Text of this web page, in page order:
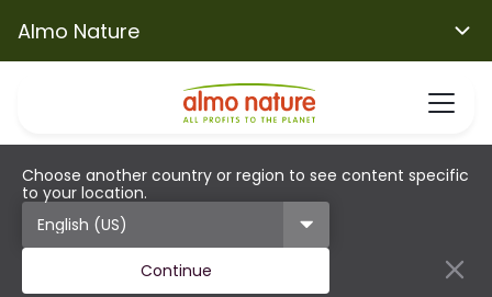
Almo Nature
Choose another country or region to see content specific
to your location.
Continue